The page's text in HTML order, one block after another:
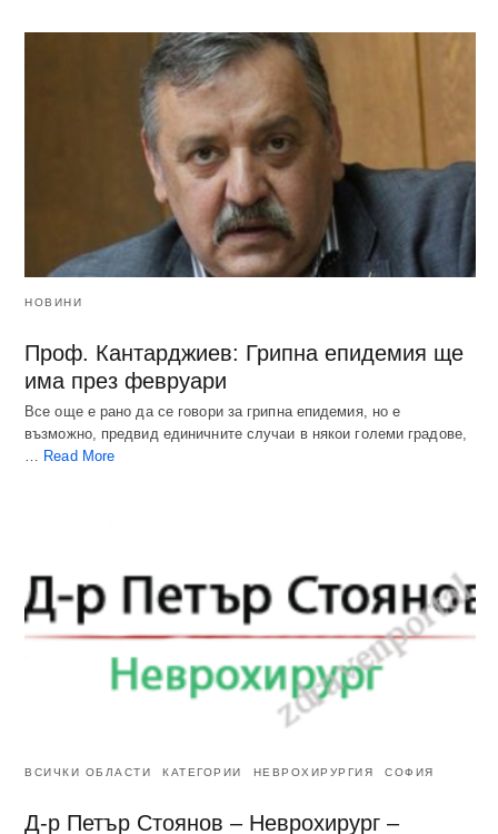
НОВИНИ
Проф. Кантарджиев: Грипна епидемия ще
има през февруари
Все още е рано да се говори за грипна епидемия, но е
възможно, предвид единичните случаи в някои големи градове,
… Read More
ВСИЧКИ ОБЛАСТИ КАТЕГОРИИ НЕВРОХИРУРГИЯ СОФИЯ
Д-р Петър Стоянов – Неврохирург –